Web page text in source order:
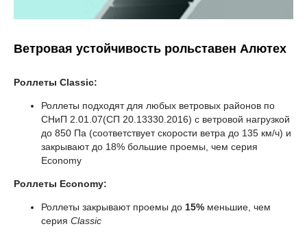
Ветровая устойчивость рольставен Алютех
Роллеты Classic:
Роллеты подходят для любых ветровых районов по
СНиП 2.01.07(СП 20.13330.2016) с ветровой нагрузкой
до 850 Па (соответствует скорости ветра до 135 км/ч) и
закрывают до 18% большие проемы, чем серия
Economy
Роллеты Economy:
Роллеты закрывают проемы до 15% меньшие, чем
серия Classic